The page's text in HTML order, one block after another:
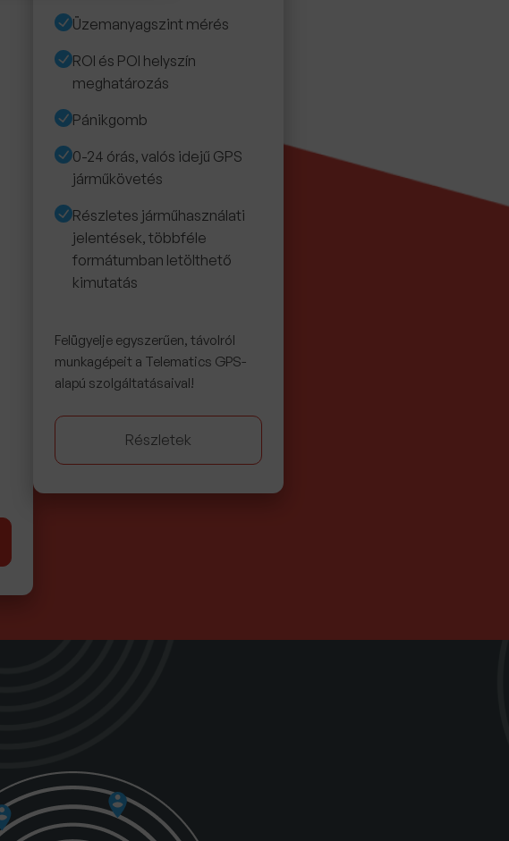
Üzemanyagszint mérés
ROI és POI helyszín
meghatározás
Pánikgomb
0-24 órás, valós idejű GPS
járműkövetés
Részletes járműhasználati
jelentések, többféle
formátumban letölthető
kimutatás
Felügyelje egyszerűen, távolról
munkagépeit a Telematics GPS-
alapú szolgáltatásaival!
Részletek